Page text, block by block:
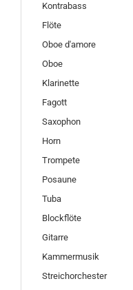
Kontrabass
Flöte
Oboe d'amore
Oboe
Klarinette
Fagott
Saxophon
Horn
Trompete
Posaune
Tuba
Blockflöte
Gitarre
Kammermusik
Streichorchester